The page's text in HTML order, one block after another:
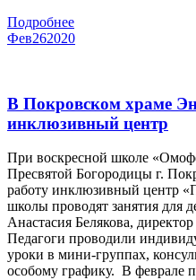
Подробнее
Фев262020
В Покровском храме
инклюзивный центр
При воскресной школе
Пресвятой Богородицы г.
работу инклюзивный центр
школы проводят занятия для
Анастасия Белякова,
Педагоги проводили
уроки в мини-группах,
особому графику. В феврале